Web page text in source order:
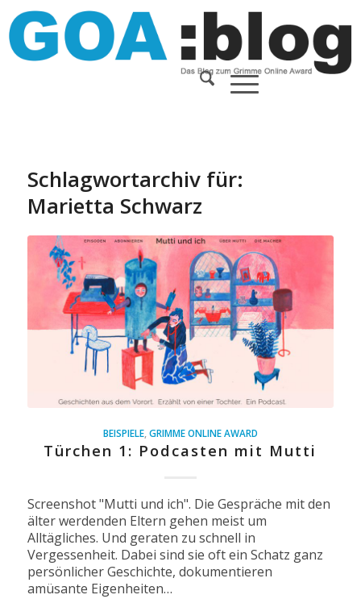
Schlagwortarchiv für:
Marietta Schwarz
BEISPIELE, GRIMME ONLINE AWARD
Türchen 1: Podcasten mit Mutti
Screenshot "Mutti und ich". Die Gespräche mit den
älter werdenden Eltern gehen meist um
Alltägliches. Und geraten zu schnell in
Vergessenheit. Dabei sind sie oft ein Schatz ganz
persönlicher Geschichte, dokumentieren
amüsante Eigenheiten…